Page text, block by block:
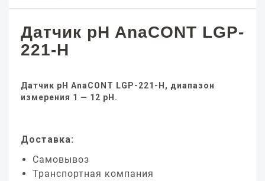
Датчик pH AnaCONT LGP-
221-H
Датчик pH AnaCONT LGP-221-H, диапазон
измерения 1 — 12 pH.
Доставка:
Самовывоз
Транспортная компания